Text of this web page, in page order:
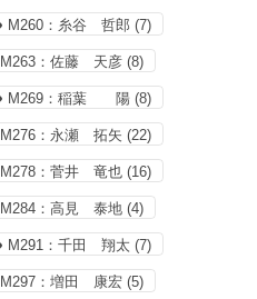
M260：糸谷 哲郎 (7)
M263：佐藤 天彦 (8)
M269：稲葉 陽 (8)
M276：永瀬 拓矢 (22)
M278：菅井 竜也 (16)
M284：高見 泰地 (4)
M291：千田 翔太 (7)
M297：増田 康宏 (5)